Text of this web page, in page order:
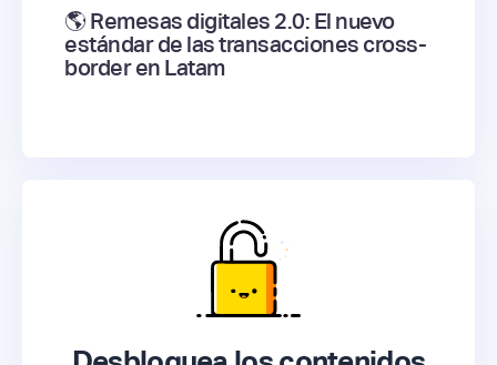
🌎 Remesas digitales 2.0: El nuevo
estándar de las transacciones cross-
border en Latam